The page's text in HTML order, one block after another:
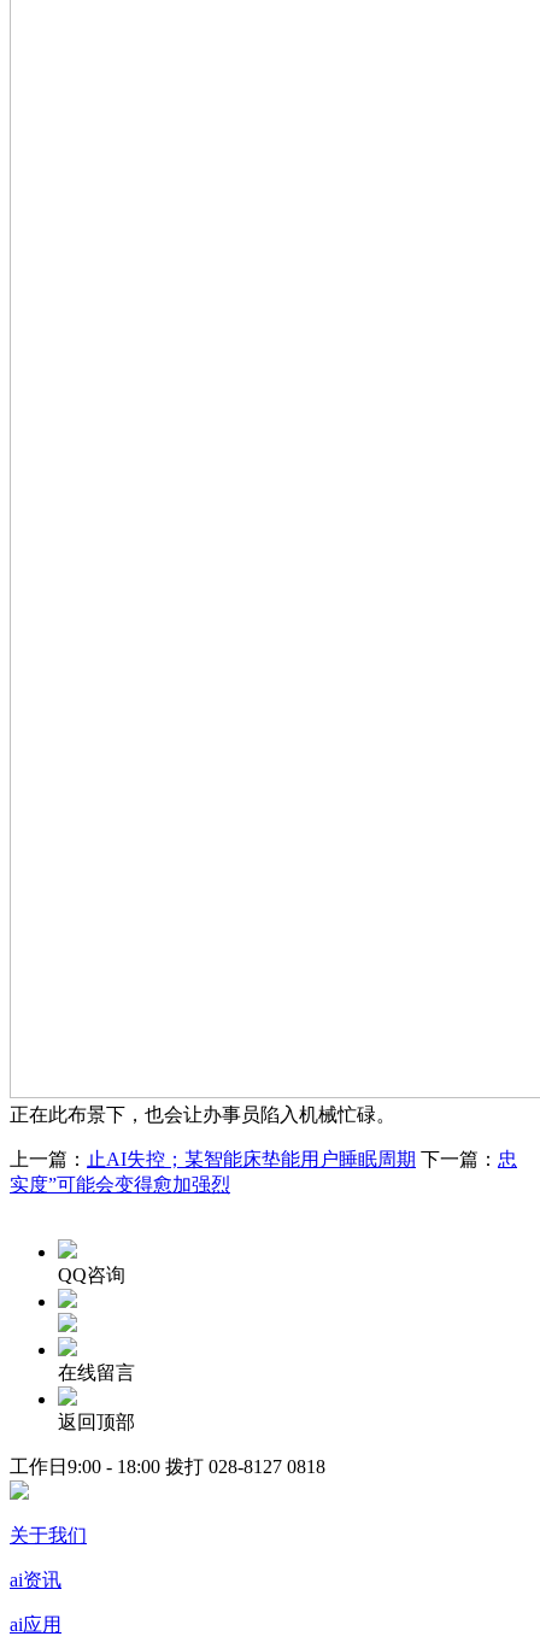
正在此布景下，也会让办事员陷入机械忙碌。
上一篇： 止AI失控；某智能床垫能用户睡眠周期 下一篇： 忠
实度”可能会变得愈加强烈
QQ咨询
在线留言
返回顶部
工作日9:00 - 18:00 拨打 028-8127 0818
关于我们
ai资讯
ai应用